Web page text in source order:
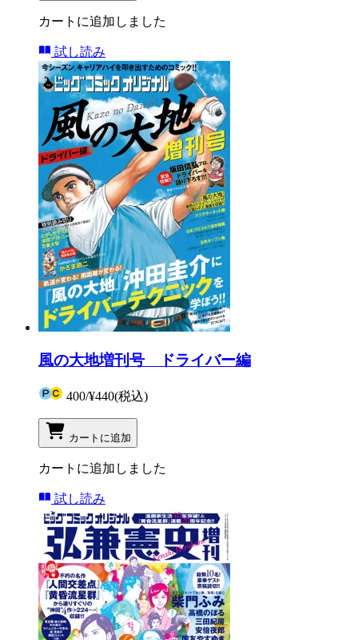
カートに追加しました
試し読み
風の大地増刊号 ドライバー編
400/¥440(税込)
カートに追加
カートに追加しました
試し読み